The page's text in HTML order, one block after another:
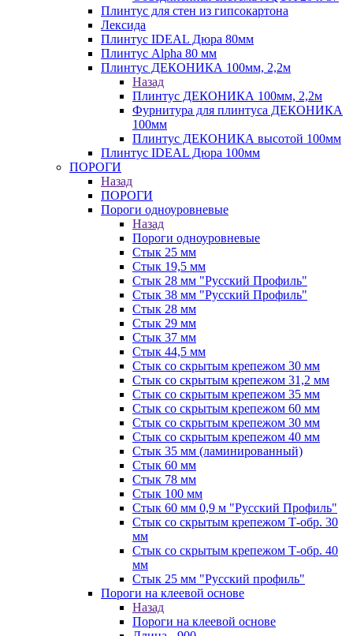
Плинтус для стен из гипсокартона
Лексида
Плинтус IDEAL Дюра 80мм
Плинтус Alpha 80 мм
Плинтус ДЕКОНИКА 100мм, 2,2м
Назад
Плинтус ДЕКОНИКА 100мм, 2,2м
Фурнитура для плинтуса ДЕКОНИКА
100мм
Плинтус ДЕКОНИКА высотой 100мм
Плинтус IDEAL Дюра 100мм
ПОРОГИ
Назад
ПОРОГИ
Пороги одноуровневые
Назад
Пороги одноуровневые
Стык 25 мм
Стык 19,5 мм
Стык 28 мм "Русский Профиль"
Стык 38 мм "Русский Профиль"
Стык 28 мм
Стык 29 мм
Стык 37 мм
Стык 44,5 мм
Стык со скрытым крепежом 30 мм
Стык со скрытым крепежом 31,2 мм
Стык со скрытым крепежом 35 мм
Стык со скрытым крепежом 60 мм
Стык со скрытым крепежом 30 мм
Стык со скрытым крепежом 40 мм
Стык 35 мм (ламинированный)
Стык 60 мм
Стык 78 мм
Стык 100 мм
Стык 60 мм 0,9 м "Русский Профиль"
Стык со скрытым крепежом Т-обр. 30
мм
Стык со скрытым крепежом Т-обр. 40
мм
Стык 25 мм "Русский профиль"
Пороги на клеевой основе
Назад
Пороги на клеевой основе